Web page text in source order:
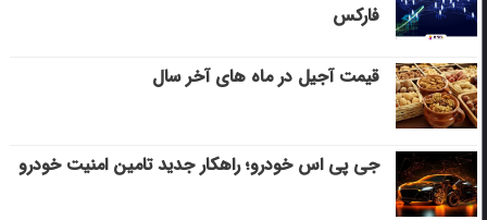
فارکس
قیمت آجیل در ماه های آخر سال
جی پی اس خودرو؛ راهکار جدید تامین امنیت خودرو